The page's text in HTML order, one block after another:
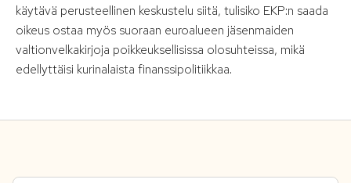
käytävä perusteellinen keskustelu siitä, tulisiko EKP:n saada
oikeus ostaa myös suoraan euroalueen jäsenmaiden
valtionvelkakirjoja poikkeuksellisissa olosuhteissa, mikä
edellyttäisi kurinalaista finanssipolitiikkaa.